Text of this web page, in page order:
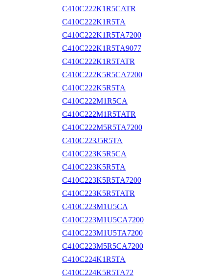
C410C222K1R5CATR
C410C222K1R5TA
C410C222K1R5TA7200
C410C222K1R5TA9077
C410C222K1R5TATR
C410C222K5R5CA7200
C410C222K5R5TA
C410C222M1R5CA
C410C222M1R5TATR
C410C222M5R5TA7200
C410C223J5R5TA
C410C223K5R5CA
C410C223K5R5TA
C410C223K5R5TA7200
C410C223K5R5TATR
C410C223M1U5CA
C410C223M1U5CA7200
C410C223M1U5TA7200
C410C223M5R5CA7200
C410C224K1R5TA
C410C224K5R5TA72